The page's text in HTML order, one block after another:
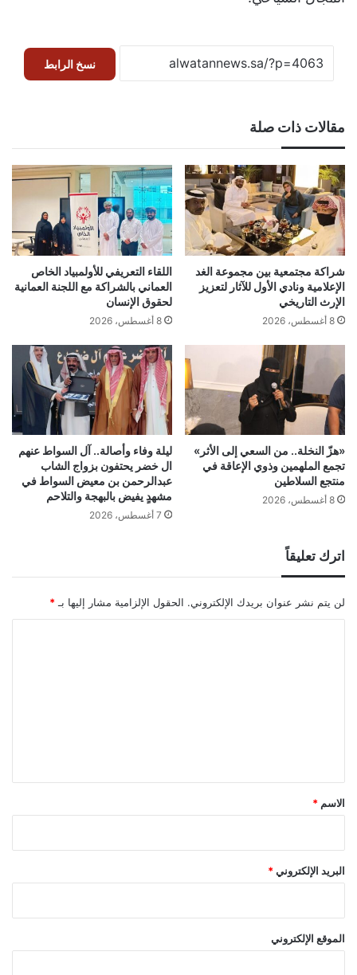
نسخ الرابط
مقالات ذات صلة
شراكة مجتمعية بين مجموعة الغد
الإعلامية ونادي الأول للآثار لتعزيز
الإرث التاريخي
8 أغسطس، 2026
اللقاء التعريفي للأولمبياد الخاص
العماني بالشراكة مع اللجنة العمانية
لحقوق الإنسان
8 أغسطس، 2026
«هزّ النخلة.. من السعي إلى الأثر»
تجمع الملهمين وذوي الإعاقة في
منتجع السلاطين
8 أغسطس، 2026
ليلة وفاء وأصالة.. آل السواط عنهم
ال خضر يحتفون بزواج الشاب
عبدالرحمن بن معيض السواط في
مشهدٍ يفيض بالبهجة والتلاحم
7 أغسطس، 2026
اترك تعليقاً
لن يتم نشر عنوان بريدك الإلكتروني. الحقول الإلزامية مشار إليها بـ *
*
الاسم *
البريد الإلكتروني*
الموقع الإلكتروني